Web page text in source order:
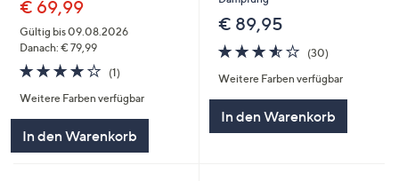
€ 69,99
Gültig bis 09.08.2026
Danach: € 79,99
4.0
von
5
(1)
Weitere Farben verfügbar
In den Warenkorb
€ 89,95
3.5
von
5
(30)
Weitere Farben verfügbar
In den Warenkorb